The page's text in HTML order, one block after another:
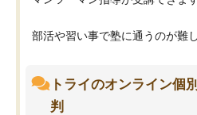
部活や習い事で塾に通うのが難し
トライのオンライン個
判